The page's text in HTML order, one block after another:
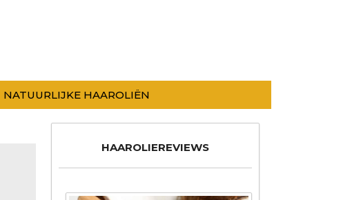
NATUURLIJKE HAAROLIËN
HAAROLIEREVIEWS